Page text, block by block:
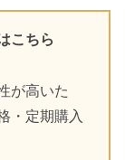
こちら
が高いた
・定期購入